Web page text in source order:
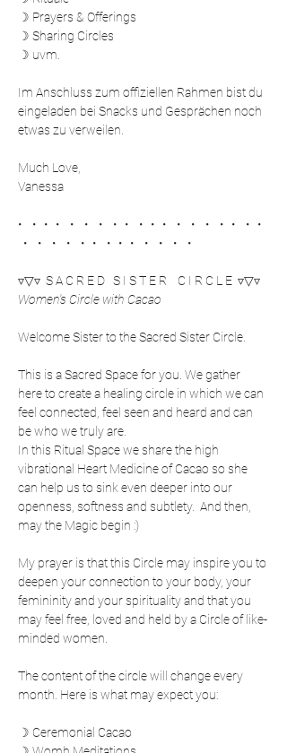
☽ Prayers & Offerings
☽ Sharing Circles
☽ uvm.
Im Anschluss zum offiziellen Rahmen bist du
eingeladen bei Snacks und Gesprächen noch
etwas zu verweilen.
Much Love,
Vanessa
•    •   •   •    •    •    •    •   •    •   •   •    •    •    •    •   •    •   •
•    •    •    •    •   •    •   •   •    •    •    •    •
▿▽▿  S A C R E D   S I S T E R    C I R C L E  ▿▽▿
Women's Circle with Cacao
Welcome Sister to the Sacred Sister Circle.
This is a Sacred Space for you. We gather
here to create a healing circle in which we can
feel connected, feel seen and heard and can
be who we truly are.
In this Ritual Space we share the high
vibrational Heart Medicine of Cacao so she
can help us to sink even deeper into our
openness, softness and subtlety.  And then,
may the Magic begin :)
My prayer is that this Circle may inspire you to
deepen your connection to your body, your
femininity and your spirituality and that you
may feel free, loved and held by a Circle of like-
minded women.
The content of the circle will change every
month. Here is what may expect you:
☽ Ceremonial Cacao